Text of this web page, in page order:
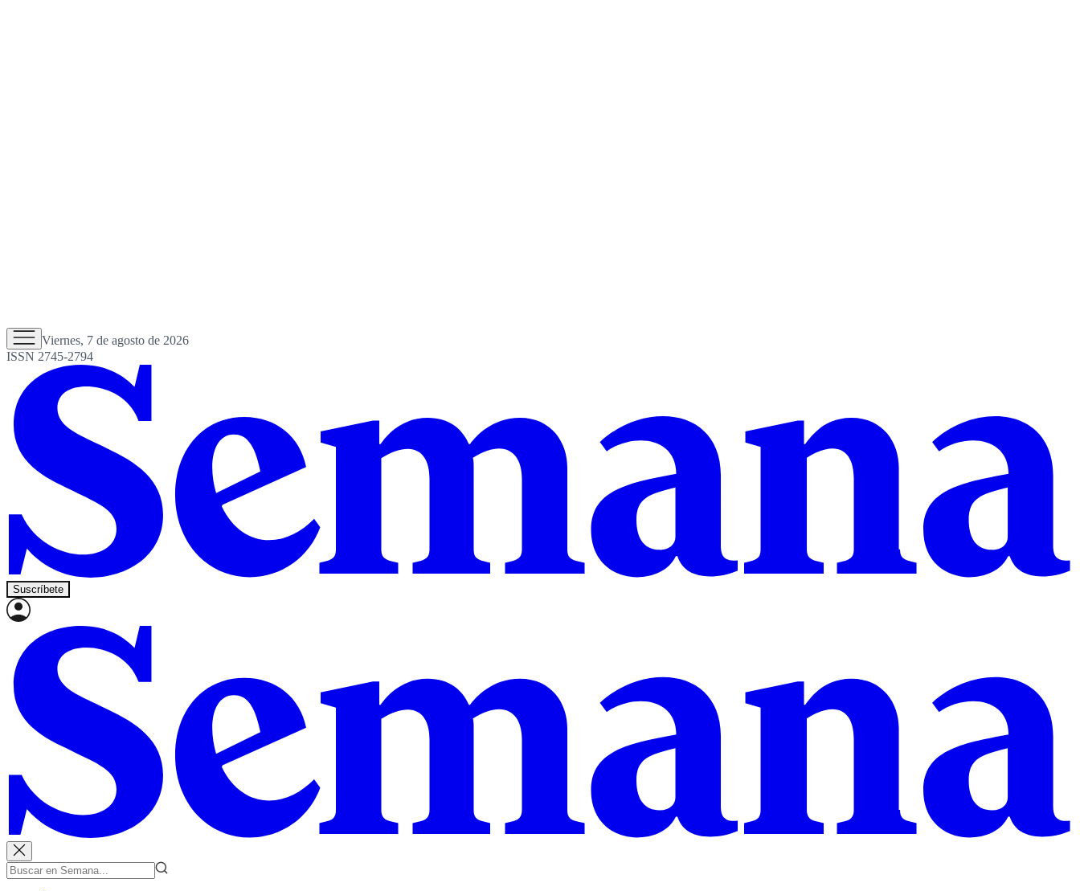
Viernes, 7 de agosto de 2026
ISSN 2745-2794
Suscríbete